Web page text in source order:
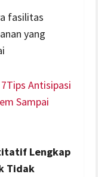
fasilitas
yang
7Tips Antisipasi
Sampai
Lengkap
Tidak